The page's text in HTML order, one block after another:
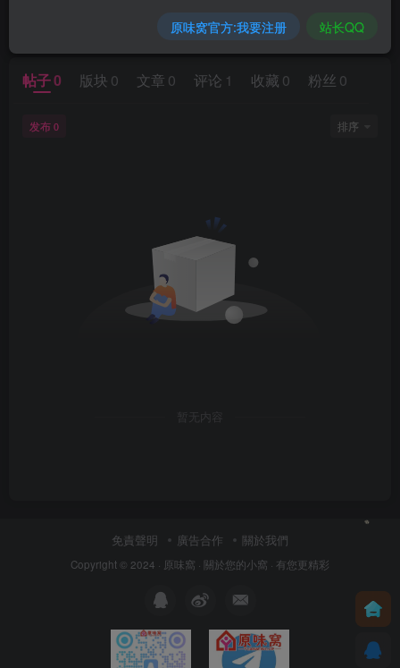
帖子0 版块 0 文章 0 评论 1 收藏 0 粉丝 0
发布 0 排序
暂无内容
免責聲明 廣告合作 關於我們
Copyright © 2024 · 原味窩 · 關於您的小窩 · 有您更精彩
原味窝官方:我要注册 站长QQ